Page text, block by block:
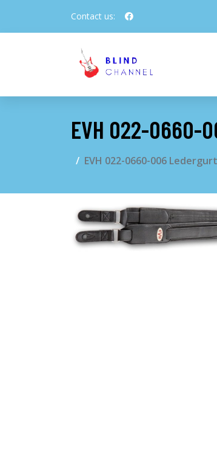
Contact us:
EVH 022-0660-
EVH 022-0660-006